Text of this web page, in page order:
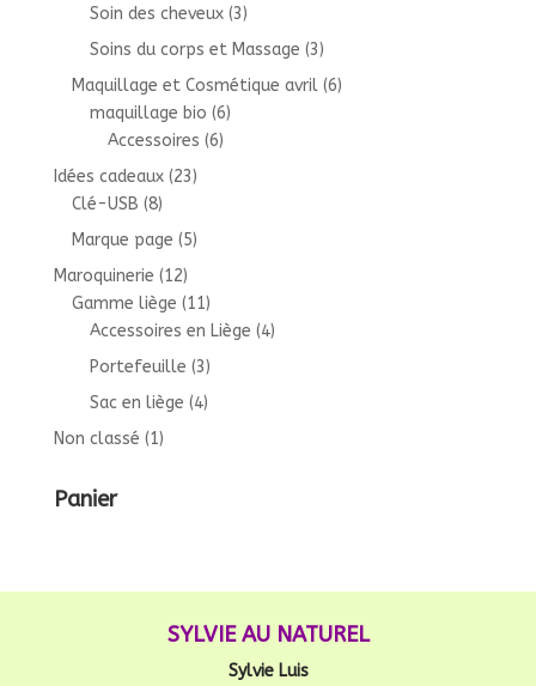
Soin des cheveux (3)
Soins du corps et Massage (3)
Maquillage et Cosmétique avril (6)
maquillage bio (6)
Accessoires (6)
Idées cadeaux (23)
Clé-USB (8)
Marque page (5)
Maroquinerie (12)
Gamme liège (11)
Accessoires en Liège (4)
Portefeuille (3)
Sac en liège (4)
Non classé (1)
Panier
SYLVIE AU NATUREL
Sylvie Luis